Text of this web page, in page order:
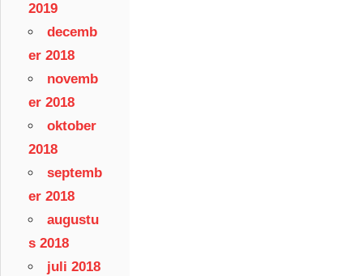
2019
decemb
er 2018
novemb
er 2018
oktober
2018
septemb
er 2018
augustu
s 2018
juli 2018